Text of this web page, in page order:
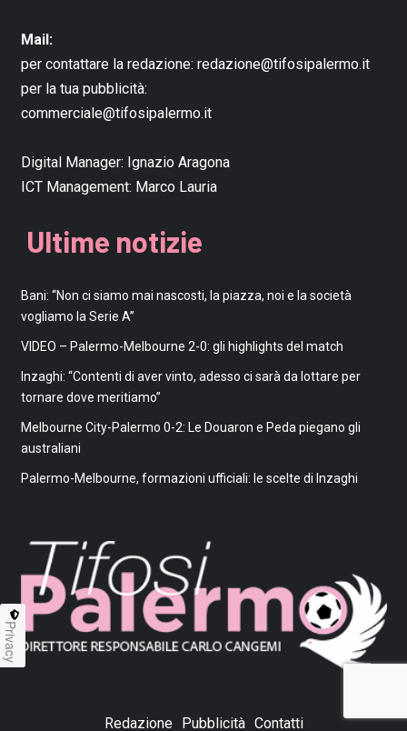
Mail:
per contattare la redazione: redazione@tifosipalermo.it
per la tua pubblicità:
commerciale@tifosipalermo.it
Digital Manager: Ignazio Aragona
ICT Management: Marco Lauria
Ultime notizie
Bani: “Non ci siamo mai nascosti, la piazza, noi e la società
vogliamo la Serie A”
VIDEO – Palermo-Melbourne 2-0: gli highlights del match
Inzaghi: “Contenti di aver vinto, adesso ci sarà da lottare per
tornare dove meritiamo”
Melbourne City-Palermo 0-2: Le Douaron e Peda piegano gli
australiani
Palermo-Melbourne, formazioni ufficiali: le scelte di Inzaghi
Redazione Pubblicità Contatti
Privacy